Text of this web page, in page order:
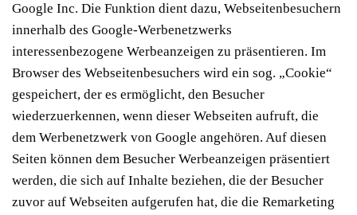
Google Inc. Die Funktion dient dazu, Webseitenbesuchern
innerhalb des Google-Werbenetzwerks
interessenbezogene Werbeanzeigen zu präsentieren. Im
Browser des Webseitenbesuchers wird ein sog. „Cookie“
gespeichert, der es ermöglicht, den Besucher
wiederzuerkennen, wenn dieser Webseiten aufruft, die
dem Werbenetzwerk von Google angehören. Auf diesen
Seiten können dem Besucher Werbeanzeigen präsentiert
werden, die sich auf Inhalte beziehen, die der Besucher
zuvor auf Webseiten aufgerufen hat, die die Remarketing